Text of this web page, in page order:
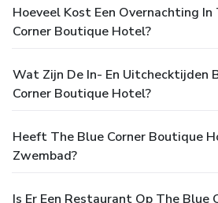
Hoeveel Kost Een Overnachting In
Corner Boutique Hotel?
Wat Zijn De In- En Uitchecktijden
Corner Boutique Hotel?
Heeft The Blue Corner Boutique
Zwembad?
Is Er Een Restaurant Op The Blue